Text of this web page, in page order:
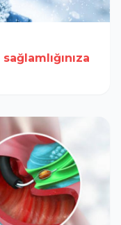
sağlamlığınıza